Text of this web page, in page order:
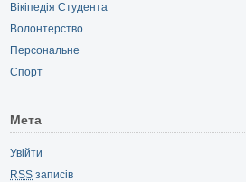
Вікіпедія Студента
Волонтерство
Персональне
Спорт
Мета
Увійти
RSS записів